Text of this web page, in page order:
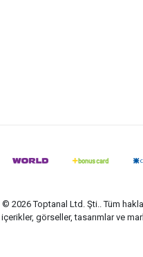
© 2026 Toptanal Ltd. Şti.. Tüm
görseller, tasarımlar ve